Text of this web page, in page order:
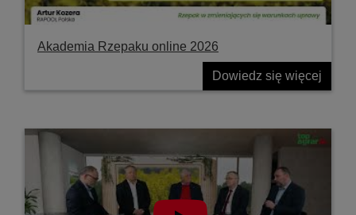
Akademia Rzepaku online 2026
Dowiedz się więcej